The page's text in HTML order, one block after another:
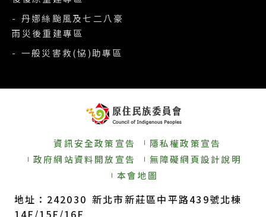
- 丹娜絲颱風及七二八豪
雨災後重建專區
- 一般災害救(協)助專區
資訊安全政策宣告
隱私權政策宣告
政府網站資料開放宣告
無障礙網頁設計說明
本會地圖
地址：242030 新北市新莊區中平路439號北棟